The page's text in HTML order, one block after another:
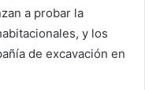
a probar la
y los
de excavación en